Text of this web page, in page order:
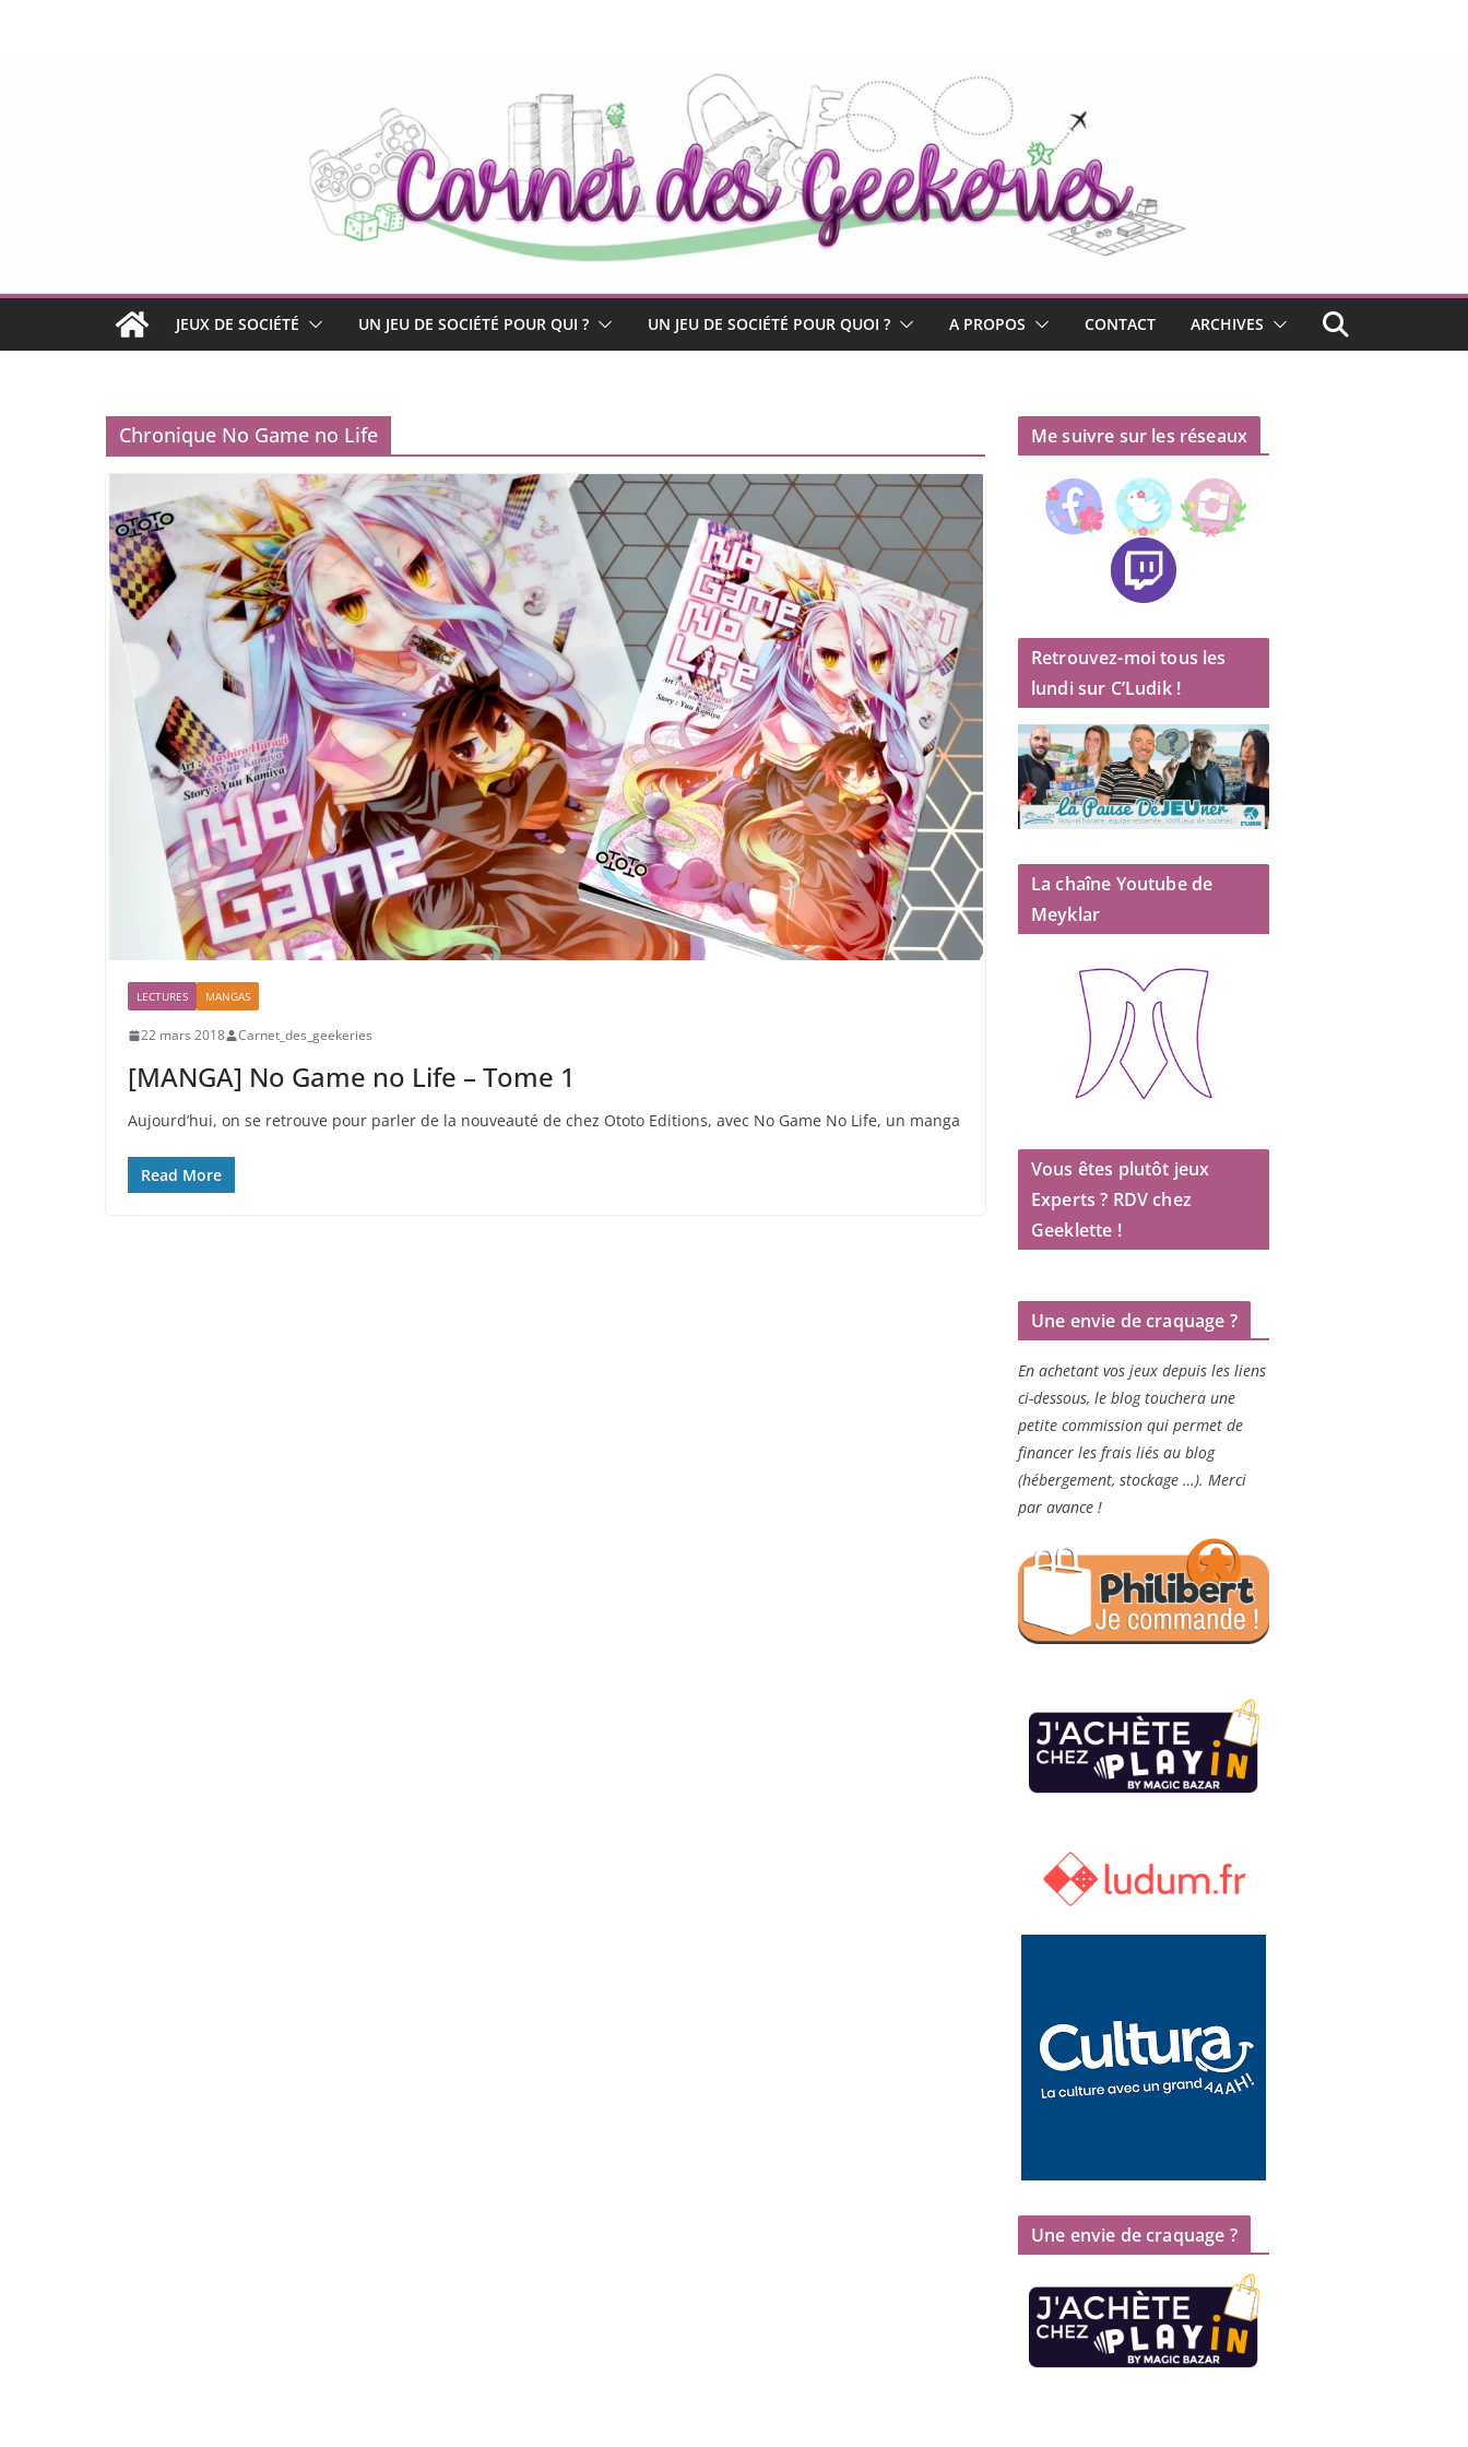
JEUX DE SOCIÉTÉ UN JEU DE SOCIÉTÉ POUR QUI ? UN JEU DE SOCIÉTÉ POUR QUOI ? A PROPOS CONTACT ARCHIVES
Chronique No Game no Life
LECTURES MANGAS
22 mars 2018 Carnet_des_geekeries
[MANGA] No Game no Life – Tome 1
Aujourd’hui, on se retrouve pour parler de la nouveauté de chez Ototo Editions, avec No Game No Life, un manga
Read More
Me suivre sur les réseaux
Retrouvez-moi tous les
lundi sur C’Ludik !
La chaîne Youtube de
Meyklar
Vous êtes plutôt jeux
Experts ? RDV chez
Geeklette !
Une envie de craquage ?
En achetant vos jeux depuis les liens
ci-dessous, le blog touchera une
petite commission qui permet de
financer les frais liés au blog
(hébergement, stockage …). Merci
par avance !
Une envie de craquage ?